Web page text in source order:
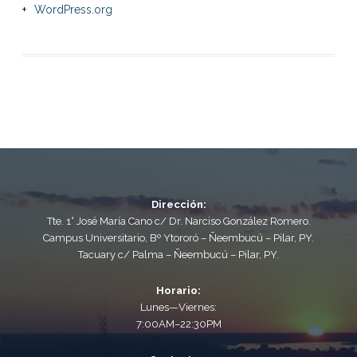
WordPress.org
Dirección:
Tte. 1° José María Cano c/ Dr. Narciso González Romero.
Campus Universitario, Bº Ytororó – Ñeembucú – Pilar, PY.
Tacuary c/ Palma – Ñeembucú – Pilar, PY.
Horario:
Lunes—Viernes:
7:00AM–22:30PM